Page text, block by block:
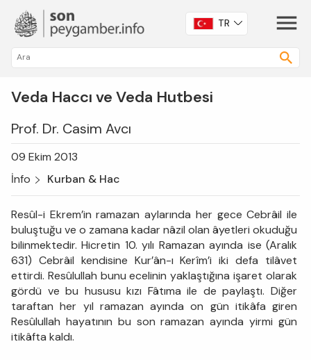
TR
Veda Haccı ve Veda Hutbesi
Prof. Dr. Casim Avcı
09 Ekim 2013
İnfo
Kurban & Hac
Resûl-i Ekrem’in ramazan aylarında her gece Cebrâil ile
buluştuğu ve o zamana kadar nâzil olan âyetleri okuduğu
bilinmektedir. Hicretin 10. yılı Ramazan ayında ise (Aralık
631) Cebrâil kendisine Kur’ân-ı Kerîm’i iki defa tilâvet
ettirdi. Resûlullah bunu ecelinin yaklaştığına işaret olarak
gördü ve bu hususu kızı Fâtıma ile de paylaştı. Diğer
taraftan her yıl ramazan ayında on gün itikâfa giren
Resûlullah hayatının bu son ramazan ayında yirmi gün
itikâfta kaldı.